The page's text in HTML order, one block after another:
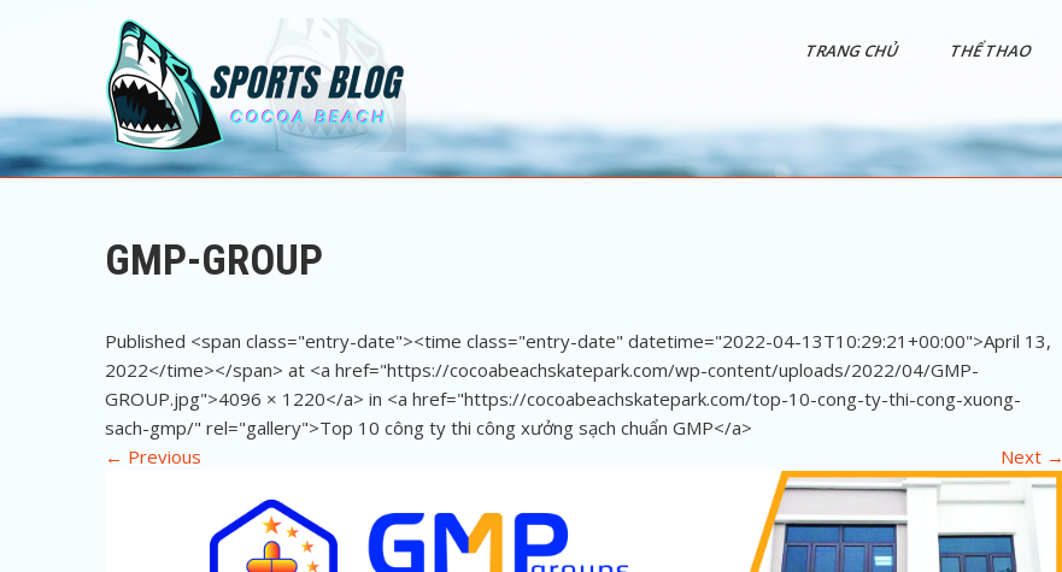
Sports Blog
Cocoa Beach
TRANG CHỦ THỂ THAO
GMP-GROUP
Published <span class="entry-date"><time class="entry-date" datetime="2022-04-13T10:29:21+00:00">April 13,
2022</time></span> at <a href="https://cocoabeachskatepark.com/wp-content/uploads/2022/04/GMP-
GROUP.jpg">4096 × 1220</a> in <a href="https://cocoabeachskatepark.com/top-10-cong-ty-thi-cong-xuong-
sach-gmp/" rel="gallery">Top 10 công ty thi công xưởng sạch chuẩn GMP</a>
← Previous Next →